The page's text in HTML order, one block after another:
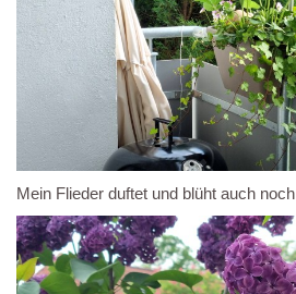
Mein Flieder duftet und blüht auch noch